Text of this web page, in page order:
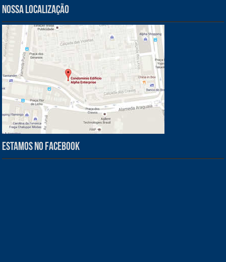
Nossa Localização
Estamos no Facebook